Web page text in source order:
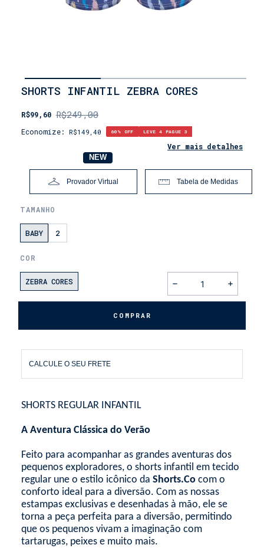
INÍCIO
•
•
4,
SHORTS INFANTIL ZEBRA CORES
R$99,60 R$249,00
Economize: R$149,40 60 % OFF LEVE 4 PAGUE 3
Ver mais detalhes
Provador Virtual
NOVO
NEW
Tabela de Medidas
TAMANHO
BABY 2
COR
ZEBRA CORES
CALCULE O SEU FRETE
SHORTS REGULAR INFANTIL
A Aventura Clássica do Verão
Feito para acompanhar as grandes aventuras dos
pequenos exploradores, o shorts infantil em tecido
regular une o estilo icônico da Shorts.Cocom o
conforto ideal para a diversão. Com as nossas
estampas exclusivas e desenhadas à mão, ele se
torna a peça perfeita para a diversão, permitindo
que os pequenos vivam a imaginação com
tartarugas, peixes e muito mais.